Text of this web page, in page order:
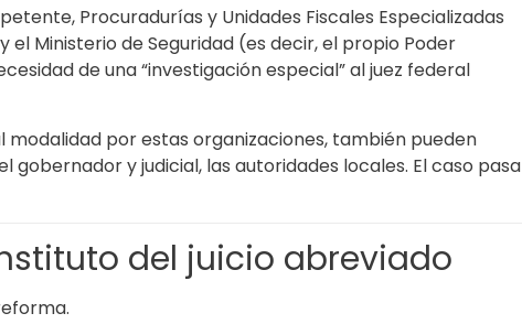
Procuradurías y Unidades Fiscales Especializadas
el Ministerio de Seguridad (es decir, el propio Poder
de una “investigación especial” al juez federal
por estas organizaciones, también pueden
gobernador y judicial, las autoridades locales. El caso pasa
del juicio abreviado